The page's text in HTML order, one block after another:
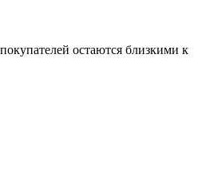
остаются близкими к